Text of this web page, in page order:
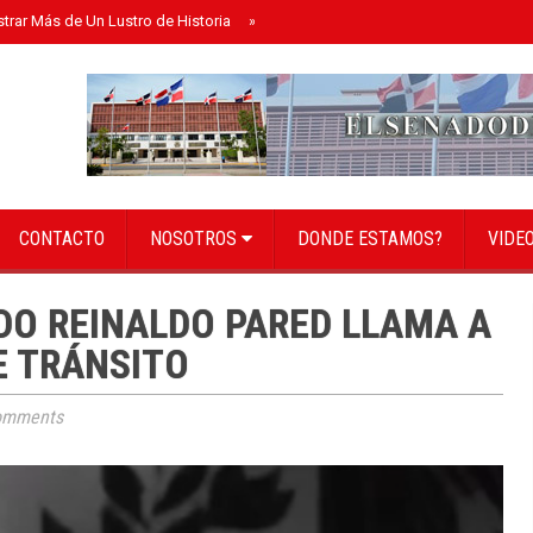
Más de Un Lustro de Historia » Senado instala bufete directivo para el
CONTACTO NOSOTROS DONDE ESTAMOS?
REINALDO PARED LLAMA A
TRÁNSITO